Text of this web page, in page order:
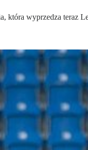
która wyprzedza teraz